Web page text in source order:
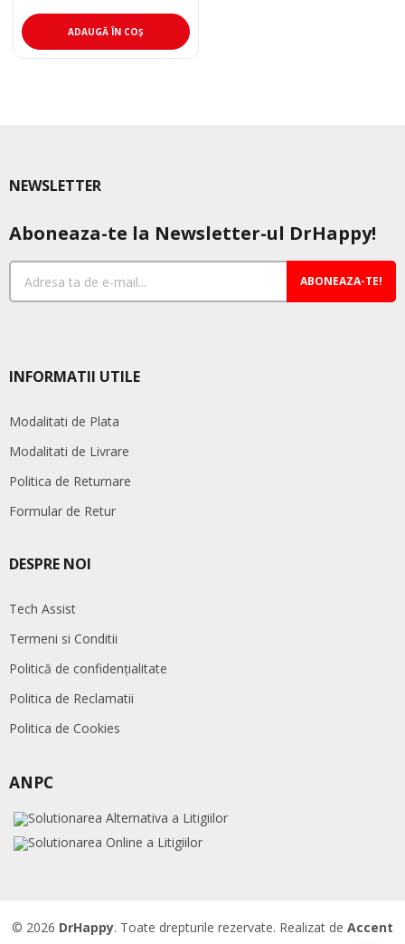
a
fost:
15,00 lei.
este:
10,00 lei.ADAUGĂ ÎN COȘ
NEWSLETTER
Aboneaza-te la Newsletter-ul DrHappy!
ABONEAZA-TE!
INFORMATII UTILE
Modalitati de Plata
Modalitati de Livrare
Politica de Returnare
Formular de Retur
DESPRE NOI
Tech Assist
Termeni si Conditii
Politică de confidențialitate
Politica de Reclamatii
Politica de Cookies
ANPC
© 2026 DrHappy. Toate drepturile rezervate. Realizat de Accent